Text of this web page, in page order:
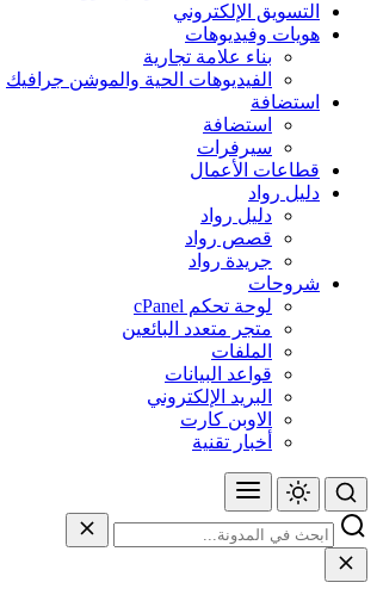
التسويق الإلكتروني
هويات وفيديوهات
بناء علامة تجارية
الفيديوهات الحية والموشن جرافيك
استضافة
استضافة
سيرفرات
قطاعات الأعمال
دليل رواد
دليل رواد
قصص رواد
جريدة رواد
شروحات
لوحة تحكم cPanel
متجر متعدد البائعين
الملفات
قواعد البيانات
البريد الإلكتروني
الاوبن كارت
أخبار تقنية